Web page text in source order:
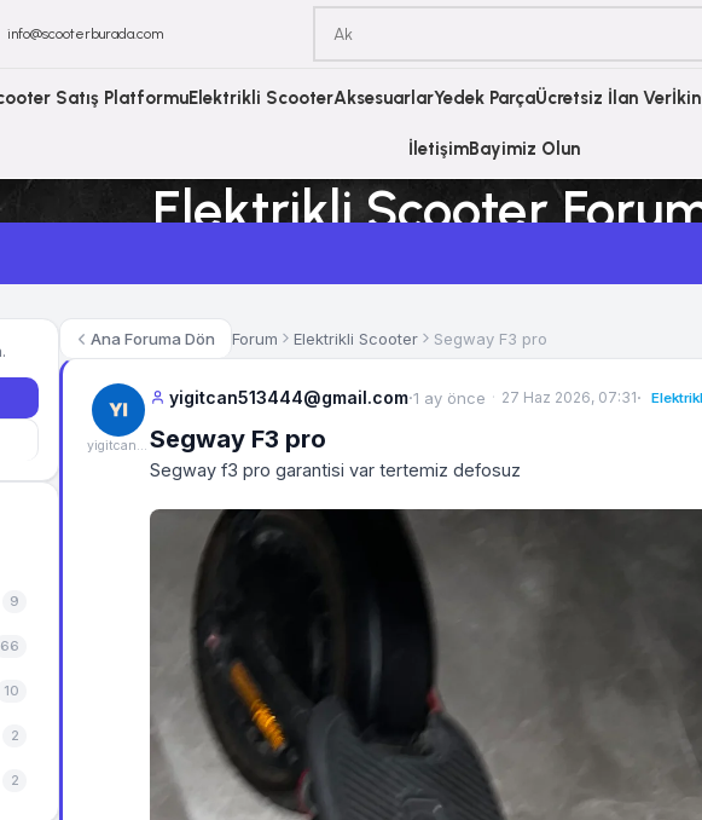
info@scooterburada.com
Satış PlatformuElektrikli ScooterAksesuarlarYedek ParçaÜcretsiz İlan Ver
İletişimBayimiz Olun
Elektrikli Scooter
9
66
10
2
2
Ana Foruma Dön Forum Elektrikli Scooter Segway F3 pro
yigitcan513444@gmail.com
yigitcan513444@gmail.com·1 ay önce 27 Haz 2026, 07:31·
Segway F3 pro
Segway f3 pro garantisi var tertemiz defosuz